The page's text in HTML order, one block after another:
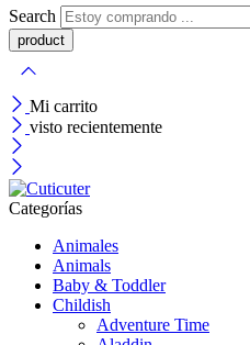
Search
Mi carrito
visto recientemente
Categorías
Animales
Animals
Baby & Toddler
Childish
Adventure Time